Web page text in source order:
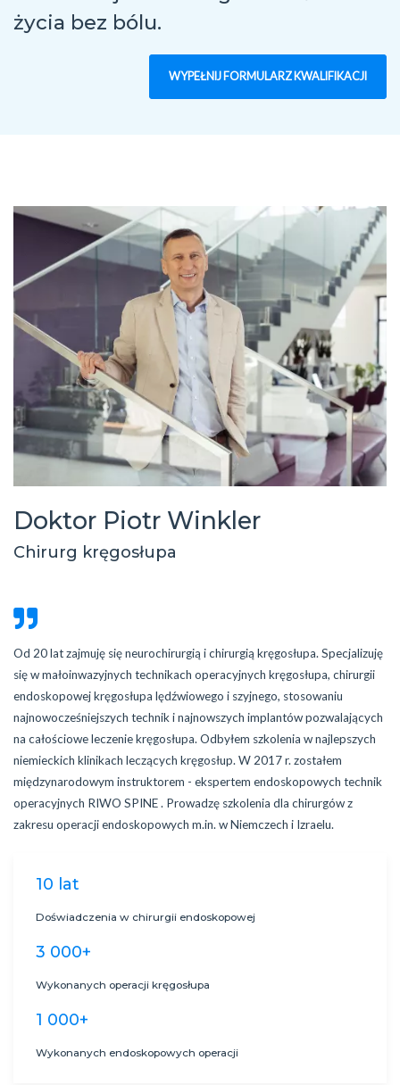
życia bez bólu.
WYPEŁNIJ FORMULARZ KWALIFIKACJI
Doktor Piotr Winkler
Chirurg kręgosłupa
Od 20 lat zajmuję się neurochirurgią i chirurgią kręgosłupa. Specjalizuję
się w małoinwazyjnych technikach operacyjnych kręgosłupa, chirurgii
endoskopowej kręgosłupa lędźwiowego i szyjnego, stosowaniu
najnowocześniejszych technik i najnowszych implantów pozwalających
na całościowe leczenie kręgosłupa. Odbyłem szkolenia w najlepszych
niemieckich klinikach leczących kręgosłup. W 2017 r. zostałem
międzynarodowym instruktorem - ekspertem endoskopowych technik
operacyjnych RIWO SPINE . Prowadzę szkolenia dla chirurgów z
zakresu operacji endoskopowych m.in. w Niemczech i Izraelu.
10 lat
Doświadczenia w chirurgii endoskopowej
3 000+
Wykonanych operacji kręgosłupa
1 000+
Wykonanych endoskopowych operacji